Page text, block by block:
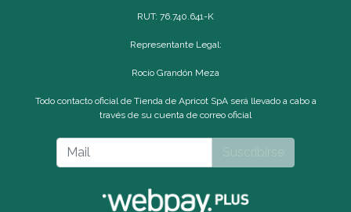
RUT: 76.740.641-K
Representante Legal:
Rocío Grandón Meza
Todo contacto oficial de Tienda de Apricot SpA será llevado a cabo a
través de su cuenta de correo oficial